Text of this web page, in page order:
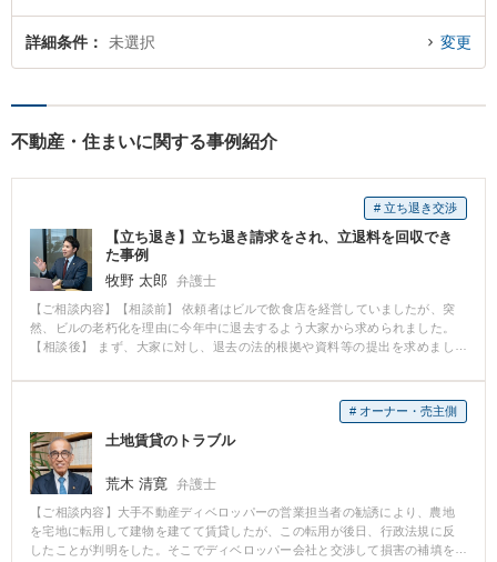
詳細条件 未選択 変更
不動産・住まいに関する事例紹介
# 立ち退き交渉
【立ち退き】立ち退き請求をされ、立退料を回収でき
た事例
牧野 太郎
弁護士
【ご相談内容】【相談前】 依頼者はビルで飲食店を経営していましたが、突
然、ビルの老朽化を理由に今年中に退去するよう大家から求められました。
【相談後】 まず、大家に対し、退去の法的根拠や資料等の提出を求めまし
費用、これまでにかけた内装等の費用、営業利益等を考慮して依頼者が納得
できる金額の立退料を回収することができました。 【先生のコメント】 突然
大家からの立ち退きを求められた場合、大家の方から色々と理由を主張され
ることがございます。 立ち退きの条件が納得できるものでない場合は一度ご
相談ください。 法的な判断や立退料の算定等有利に交渉を進めていくには
様々な情報が必要になる場合もございますので適切にアドバイス致します。
# オーナー・売主側
土地賃貸のトラブル
荒木 清寛 弁護士
【ご相談内容】大手不動産ディベロッパーの営業担当者の勧誘により、農地
を宅地に転用して建物を建てて賃貸したが、この転用が後日、行政法規に反
したことが判明をした。そこでディベロッパー会社と交渉して損害の補填を